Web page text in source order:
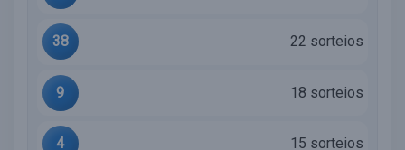
38 22 sorteios
9 18 sorteios
4 15 sorteios